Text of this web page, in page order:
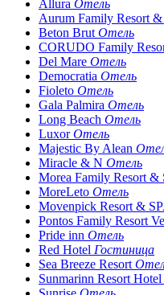
Allura Отель
Aurum Family Resort &
Beton Brut Отель
CORUDO Family
Del Mare Отель
Democratia Отель
Fioleto Отель
Gala Palmira Отель
Long Beach Отель
LuxorОтель
Majestic By Alean
Miracle & N Отель
Morea Family Resort &
MoreLeto Отель
Movenpick Resort &
Pontos Family Resort
Pride inn Отель
Red Hotel Гостиница
Sea Breeze Resort
Sunmarinn Resort Hotel